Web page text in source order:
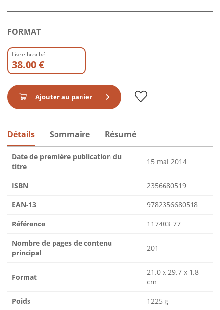
FORMAT
Livre broché
38.00 €
Ajouter au panier
Détails Sommaire Résumé
Date de première publication du
titre
15 mai 2014
ISBN 2356680519
EAN-13 9782356680518
Référence 117403-77
Nombre de pages de contenu
principal
201
Format
21.0 x 29.7 x 1.8
cm
Poids 1225 g